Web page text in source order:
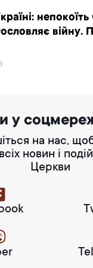
війну.
у
на нас,
новин і
Церкви